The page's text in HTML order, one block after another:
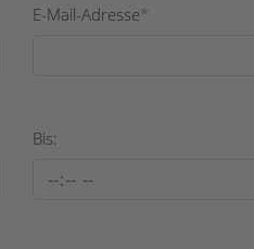
E-Mail-Adresse*
Bis: